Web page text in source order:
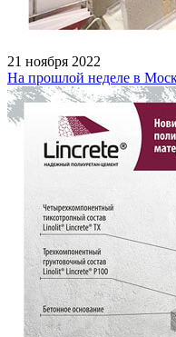
21 ноября 2022
На прошлой неделе в